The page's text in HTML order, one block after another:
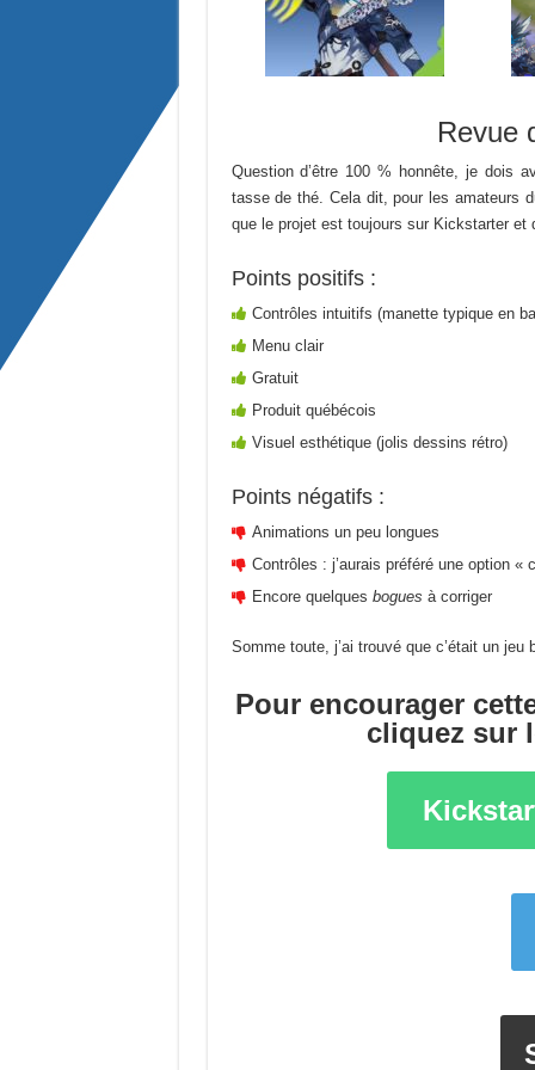
Revue
Question d’être 100 % honnête, je dois
tasse de thé. Cela dit, pour les amateurs
que le projet est toujours sur Kickstarter et
Points positifs :
Contrôles intuitifs (manette typique en
Menu clair
Gratuit
Produit québécois
Visuel esthétique (jolis dessins rétro)
Points négatifs :
Animations un peu longues
Contrôles : j’aurais préféré une option «
Encore quelques bogues à corriger
Somme toute, j’ai trouvé que c’était un
Pour encourager
cliquez sur